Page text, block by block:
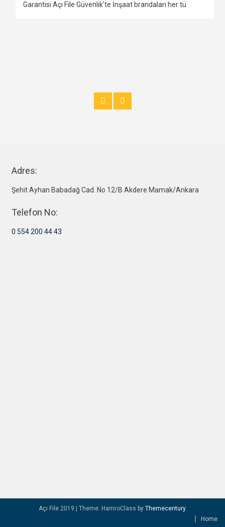
Adres:
Şehit Ayhan Babadağ Cad. No 12/B Akdere Mamak/Ankara
Telefon No:
0 554 200 44 43
Açı File 2019 Theme: HamroClass by Themecentury.
Home